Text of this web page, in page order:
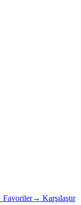
Favoriler→ Karşılaştır